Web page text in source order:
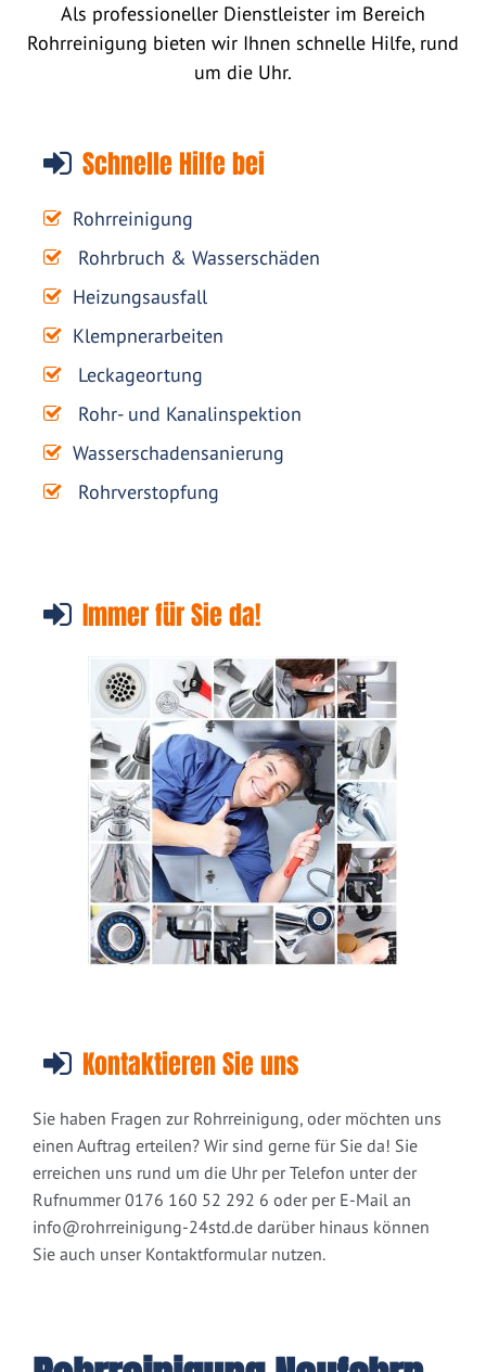
Als professioneller Dienstleister im Bereich
Rohrreinigung bieten wir Ihnen schnelle Hilfe, rund
um die Uhr.
Schnelle Hilfe bei
Rohrreinigung
Rohrbruch & Wasserschäden
Heizungsausfall
Klempnerarbeiten
Leckageortung
Rohr- und Kanalinspektion
Wasserschadensanierung
Rohrverstopfung
Immer für Sie da!
Kontaktieren Sie uns
Sie haben Fragen zur Rohrreinigung, oder möchten uns
einen Auftrag erteilen? Wir sind gerne für Sie da! Sie
erreichen uns rund um die Uhr per Telefon unter der
Rufnummer 0176 160 52 292 6 oder per E-Mail an
info@rohrreinigung-24std.de darüber hinaus können
Sie auch unser Kontaktformular nutzen.